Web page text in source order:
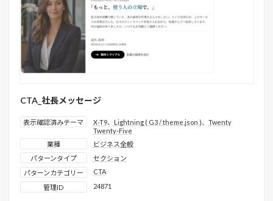
CTA_社長メッセージ
表示確認済みテーマ X-T9、 Lightning ( G3 / theme.json )、 Twenty
Twenty-Five
業種
ビジネス全般
パターンタイプ
セクション
パターンカテゴリー
CTA
管理ID
24871